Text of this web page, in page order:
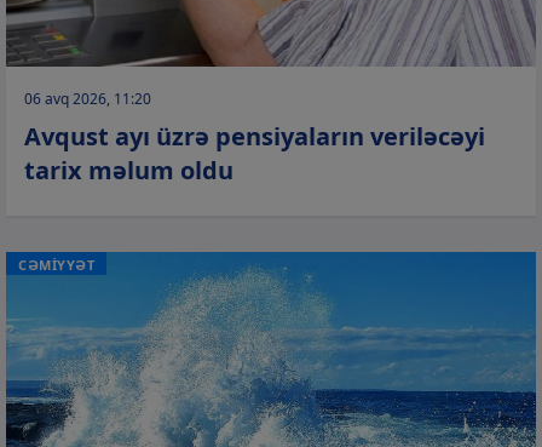
06 avq 2026, 11:20
Avqust ayı üzrə pensiyaların veriləcəyi
tarix məlum oldu
CƏMİYYƏT